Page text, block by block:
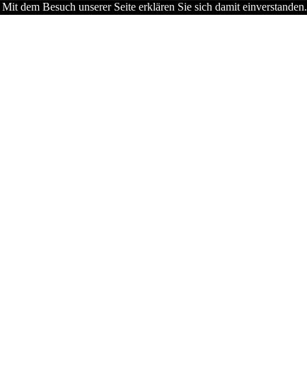
dem Besuch unserer Seite erklären Sie sich damit einverstanden.